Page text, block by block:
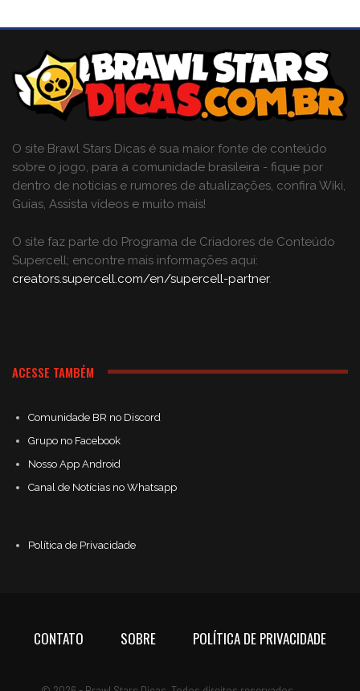
O site Brawl Stars Dicas é sua maior fonte de conteúdo
sobre o jogo, para a comunidade brasileira - fique por
dentro de notícias e rumores de atualizações, confira Wiki,
Guias, Assista vídeos e muito mais!
O site faz parte do Programa de Criadores de Conteúdo
Supercell; encontre mais informações aqui:
creators.supercell.com/en/supercell-partner.
ACESSE TAMBÉM
Comunidade BR no Discord
Grupo no Facebook
Nosso App Android
Canal de Notícias no Whatsapp
Política de Privacidade
CONTATO SOBRE POLÍTICA DE PRIVACIDADE